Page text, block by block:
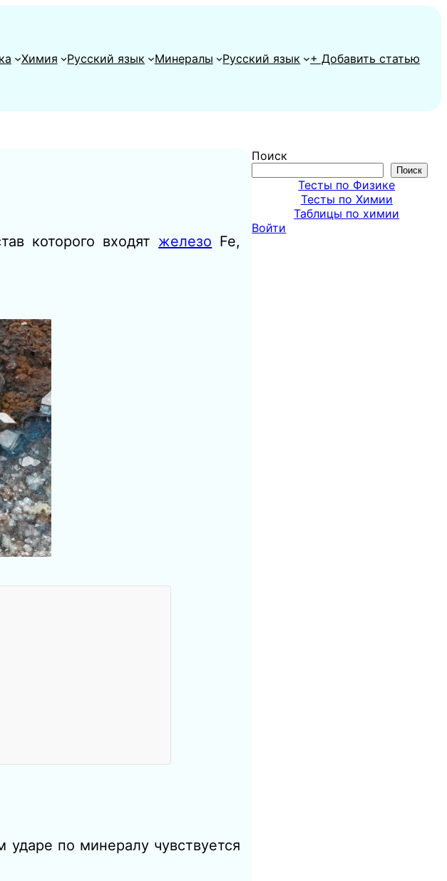
Химия Русский язык Минералы Русский язык + Добавить статью
которого входят железо Fe,
по минералу чувствуется
Поиск
Поиск
Тесты по Физике
Тесты по Химии
Таблицы по химии
Войти